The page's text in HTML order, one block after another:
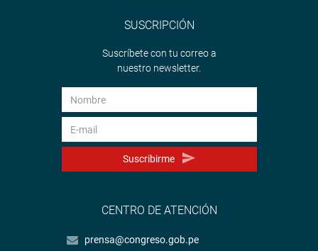
SUSCRIPCIÓN
Suscríbete con tu correo a
nuestro newsletter.
Suscribirme
CENTRO DE ATENCIÓN
prensa@congreso.gob.pe